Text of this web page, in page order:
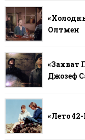
Олтмен
«Захват
Джозеф
«Лето